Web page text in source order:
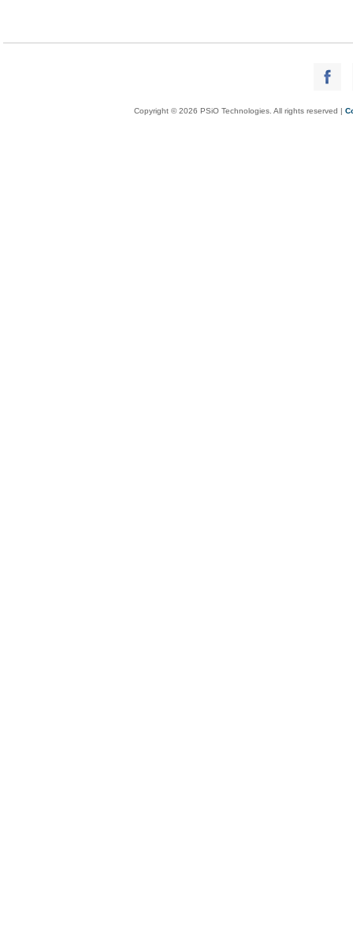
Copyright © 2026 PSiO Technologies. All rights reserved |